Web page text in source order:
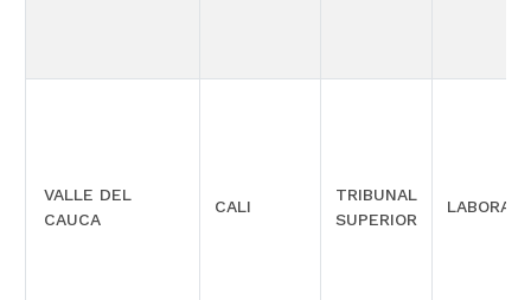
VALLE DEL
CAUCA
CALI
TRIBUNAL
SUPERIOR
LABORAL